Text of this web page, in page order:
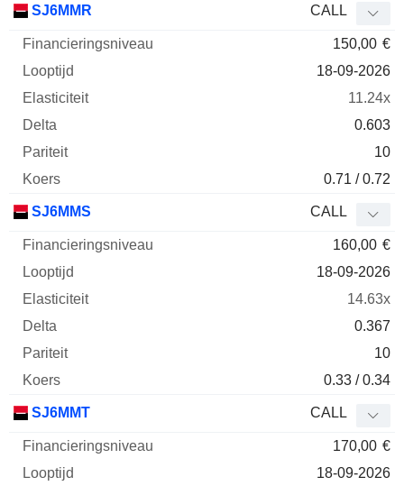
SJ6MMR CALL
150,00 €
18-09-2026
11.24x
0.603
10
0.71 / 0.72
SJ6MMS CALL
160,00 €
18-09-2026
14.63x
0.367
10
0.33 / 0.34
SJ6MMT CALL
170,00 €
18-09-2026